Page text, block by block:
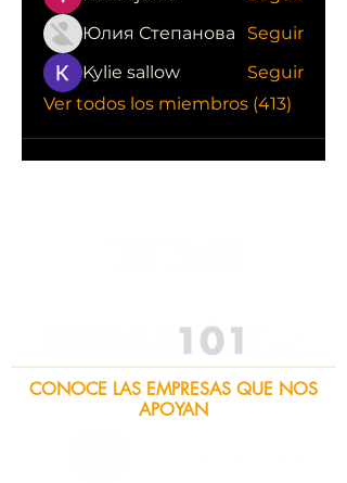
Юлия Степанова
Seguir
Kylie sallow
Seguir
Ver todos los miembros (413)
CONOCE LAS EMPRESAS QUE NOS
APOYAN